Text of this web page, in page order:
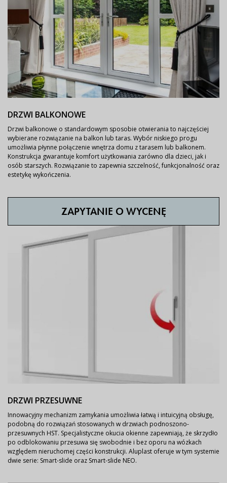
DRZWI BALKONOWE
Drzwi balkonowe o standardowym sposobie otwierania to najczęściej
wybierane rozwiązanie na balkon lub taras. Wybór niskiego progu
umożliwia płynne połączenie wnętrza domu z tarasem lub balkonem.
Konstrukcja gwarantuje komfort użytkowania zarówno dla dzieci, jak i
osób starszych. Rozwiązanie to zapewnia szczelność, funkcjonalność oraz
estetykę wykończenia.
ZAPYTANIE O WYCENĘ
DRZWI PRZESUWNE
Innowacyjny mechanizm zamykania umożliwia łatwą i intuicyjną obsługę,
podobną do rozwiązań stosowanych w drzwiach podnoszono-
przesuwnych HST. Specjalistyczne okucia okienne zapewniają, że skrzydło
po odblokowaniu przesuwa się swobodnie i bez oporu na wózkach
względem nieruchomej części konstrukcji. Aluplast oferuje w tym systemie
dwie serie: Smart-slide oraz Smart-slide NEO.